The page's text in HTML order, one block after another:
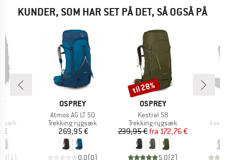
KUNDER, SOM HAR SET PÅ DET, SÅ OGSÅ PÅ
€
(1)
MÆRKE
OSPREY
Artikel
Atmos AG LT 50
Produktgruppe
Trekking rygsæk
Pris
269,95 €
0,0(0)
MÆRKE
OSPREY
Artikel
Kestrel 58
Produktgruppe
Trekking rygsæk
Pris
239,95 € Nedsat pris
fra 172,76 €
5,0(2)
Rabat
til 28%